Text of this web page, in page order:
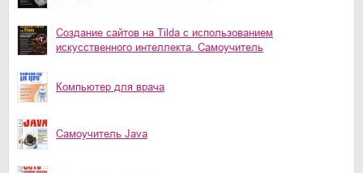
Создание сайтов на Tilda с использованием
искусственного интеллекта. Самоучитель
Компьютер для врача
Самоучитель Java